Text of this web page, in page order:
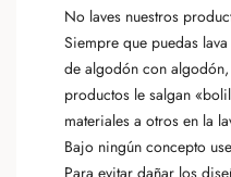
No laves nuestros
Siempre que puedas
de algodón con
productos le salgan
materiales a otros en la
Bajo ningún concepto